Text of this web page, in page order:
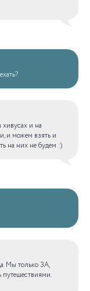
и на
и можем взять и
на них не будем :)
Мы только ЗА,
путешествиями.